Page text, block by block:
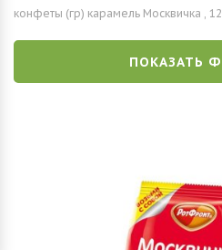
конфеты (гр) карамель Москвичка ,
ПОКАЗАТЬ